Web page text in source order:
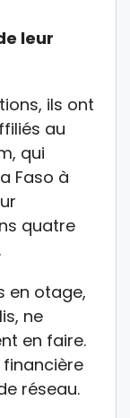
leur
ils ont
au
qui
Faso à
quatre
en otage,
ne
en faire.
financière
réseau.